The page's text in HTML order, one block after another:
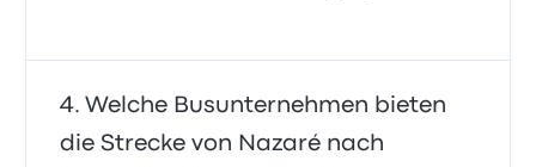
Welche Busunternehmen bieten
die Strecke von Nazaré nach